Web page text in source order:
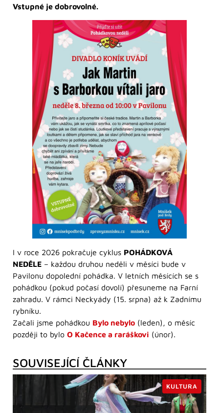
Vstupné je dobrovolné.
I v roce 2026 pokračuje cyklus POHÁDKOVÁ
NEDĚLE – každou druhou neděli v měsíci bude v
Pavilonu dopolední pohádka. V letních měsících se s
pohádkou (pokud počasí dovolí) přesuneme na Farní
zahradu. V rámci Neckyády (15. srpna) až k Zadnímu
rybníku.
Začali jsme pohádkou Bylo nebylo (leden), o měsíc
později to bylo O Kačence a raráškovi (únor).
SOUVISEJÍCÍ ČLÁNKY
KULTURA